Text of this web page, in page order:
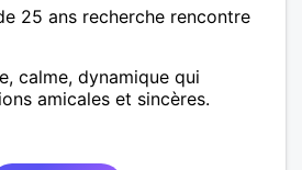
25 ans recherche rencontre
calme, dynamique qui
amicales et sincères.